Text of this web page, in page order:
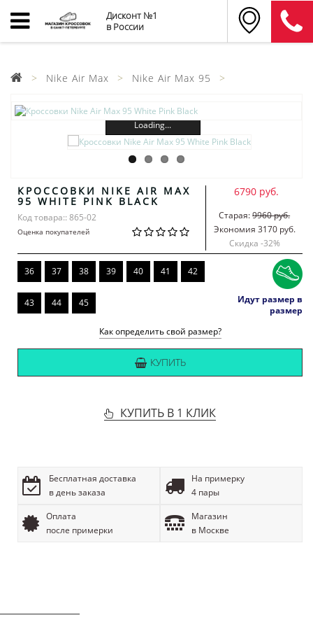
Дисконт №1
в России
Nike Air Max Nike Air Max 95
Loading...
КРОССОВКИ NIKE AIR MAX
95 WHITE PINK BLACK
Код товара:: 865-02
Оценка покупателей
6790 руб.
Старая:9960 руб.
Экономия 3170 руб.
Скидка -32%
36 37 38 39 40 41 42
43 44 45
Идут размер в
размер
Как определить свой размер?
КУПИТЬ
КУПИТЬ В 1 КЛИК
Бесплатная доставка
в день заказа
На примерку
4 пары
Оплата
после примерки
Магазин
в Москве